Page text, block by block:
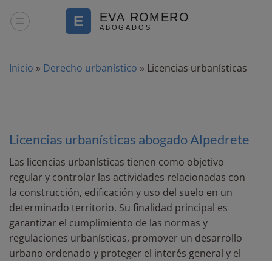
Inicio » Derecho urbanístico » Licencias urbanísticas
Licencias urbanísticas abogado Alpedrete
Las licencias urbanísticas tienen como objetivo
regular y controlar las actividades relacionadas con
la construcción, edificación y uso del suelo en un
determinado territorio. Su finalidad principal es
garantizar el cumplimiento de las normas y
regulaciones urbanísticas, promover un desarrollo
urbano ordenado y proteger el interés general y el